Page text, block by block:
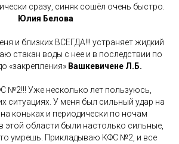
сразу, синяк сошёл очень быстро.
Юлия Белова
и близких ВСЕГДА!!! устраняет жидкий
стакан воды с нее и в последствии по
«закрепления» Вашкевичене Л.Б.
№2!!! Уже несколько лет пользуюсь,
ситуациях. У меня был сильный удар на
коньках и периодически по ночам
этой области были настолько сильные,
умрешь. Прикладываю КФС №2, и все